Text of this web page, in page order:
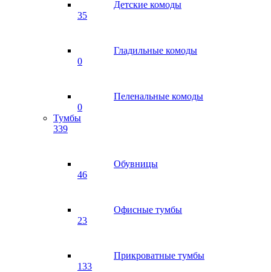
Детские комоды
35
Гладильные комоды
0
Пеленальные комоды
0
Тумбы
339
Обувницы
46
Офисные тумбы
23
Прикроватные тумбы
133